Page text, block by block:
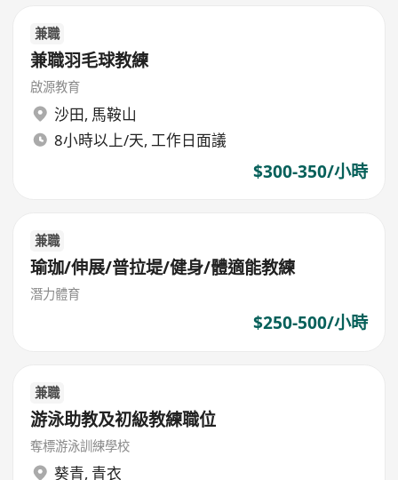
兼職
兼職羽毛球教練
啟源教育
沙田, 馬鞍山
8小時以上/天, 工作日面議
$300-350/小時
兼職
瑜珈/伸展/普拉堤/健身/體適能教練
潛力體育
$250-500/小時
兼職
游泳助教及初級教練職位
奪標游泳訓練學校
葵青, 青衣